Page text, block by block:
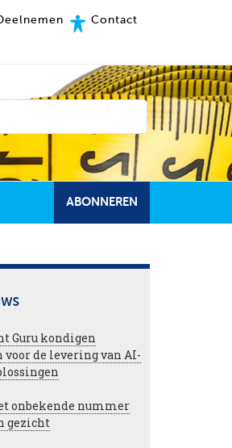
Contact
ABONNEREN
Guru kondigen
de levering van AI-
onbekende nummer
gezicht